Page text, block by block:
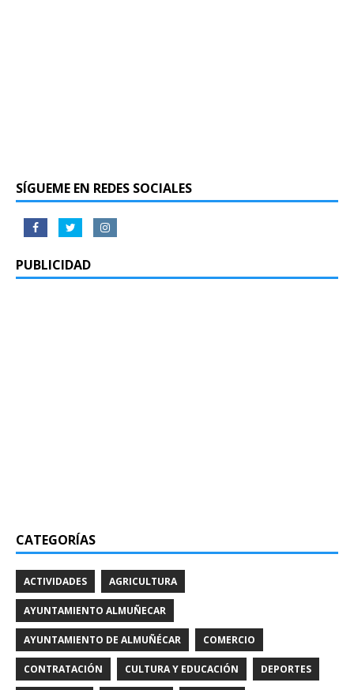
SÍGUEME EN REDES SOCIALES
PUBLICIDAD
CATEGORÍAS
ACTIVIDADES AGRICULTURA
AYUNTAMIENTO ALMUÑECAR
AYUNTAMIENTO DE ALMUÑÉCAR COMERCIO
CONTRATACIÓN CULTURA Y EDUCACIÓN DEPORTES